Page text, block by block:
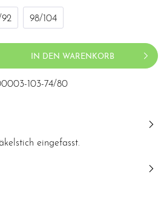
98/104
IN DEN WARENKORB
103-74/80
eingefasst.